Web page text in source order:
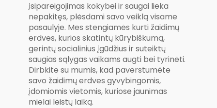
įsipareigojimas kokybei ir saugai lieka
nepakitęs, plėsdami savo veiklą visame
pasaulyje. Mes stengiamės kurti žaidimų
erdves, kurios skatintų kūrybiškumą,
gerintų socialinius įgūdžius ir suteiktų
saugias sąlygas vaikams augti bei tyrinėti.
Dirbkite su mumis, kad paverstumėte
savo žaidimų erdves gyvybingomis,
įdomiomis vietomis, kuriose jaunimas
mielai leistų laiką.